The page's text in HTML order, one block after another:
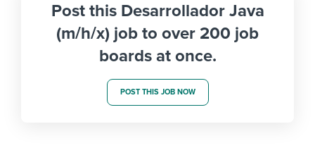
Post this Desarrollador Java
(m/h/x) job to over 200 job
boards at once.
POST THIS JOB NOW